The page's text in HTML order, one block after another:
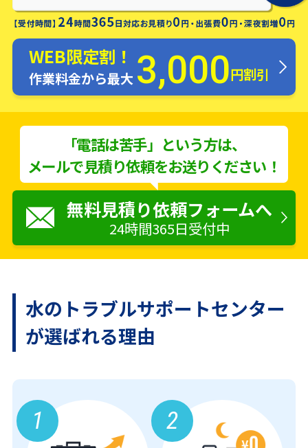
WEB限定割！
作業料金から最大 3,000円割引
「電話は苦手」という方は、
メールで見積り依頼をお送りください！
無料見積り依頼フォームへ
24時間365日受付中
水のトラブルサポートセンター
が選ばれる理由
1 2